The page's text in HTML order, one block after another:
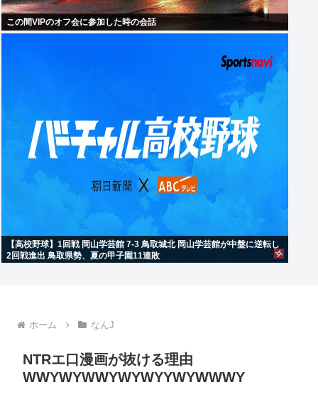
この間VIPのオフ会に参加した時の会話
【高校野球】1回戦 岡山学芸館 7-3 鳥取城北 岡山学芸館が中盤に逆転し
2回戦進出 鳥取県勢、夏の甲子園11連敗
ホーム なんJ
NTRエ口漫画が抜ける理由
WWYWYWWYWYWYYWYWWWY